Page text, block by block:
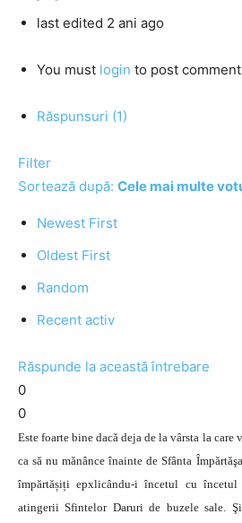
last edited 2 ani ago
You must login to post
Răspunsuri (1)
Filter
Sortează după: Cele mai multe
Newest First
Oldest First
Random
Recent activ
Răspunde la această întrebare
0
0
Este foarte bine dacă deja de la vârsta la
ca să nu mănânce înainte de Sfânta
împărtășiți epxlicându-i încetul cu
atingerii Sfintelor Daruri de buzele sale.